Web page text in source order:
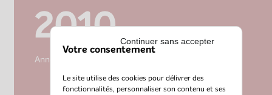
2010
Année de création
Votre consentement
Le site utilise des cookies pour délivrer des
fonctionnalités, personnaliser son contenu et ses
Continuer sans accepter